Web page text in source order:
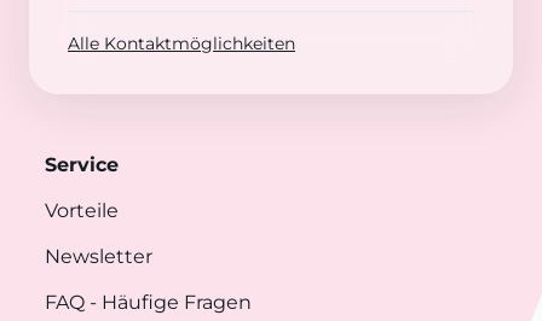
Alle Kontaktmöglichkeiten
Service
Vorteile
Newsletter
FAQ - Häufige Fragen